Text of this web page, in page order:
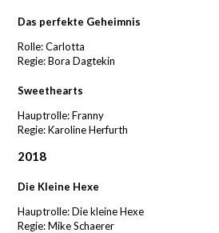
Das perfekte Geheimnis
Rolle: Carlotta
Regie: Bora Dagtekin
Sweethearts
Hauptrolle: Franny
Regie: Karoline Herfurth
2018
Die Kleine Hexe
Hauptrolle: Die kleine Hexe
Regie: Mike Schaerer